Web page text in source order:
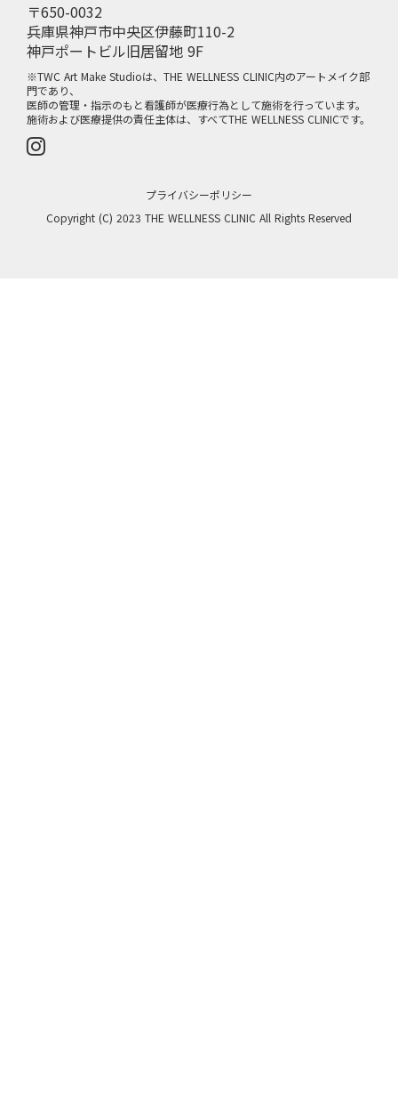
〒650-0032
兵庫県神戸市中央区伊藤町110-2
神戸ポートビル旧居留地 9F
※TWC Art Make Studioは、THE WELLNESS CLINIC内のアートメイク部
門であり、
医師の管理・指示のもと看護師が医療行為として施術を行っています。
施術および医療提供の責任主体は、すべてTHE WELLNESS CLINICです。
プライバシーポリシー
Copyright (C) 2023 THE WELLNESS CLINIC All Rights Reserved